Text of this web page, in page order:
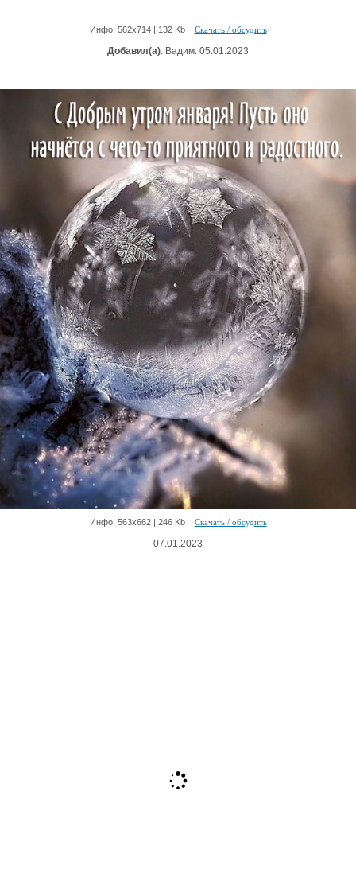
Инфо: 562х714 | 132 Kb Скачать / обсудить
Добавил(а): Вадим. 05.01.2023
Инфо: 563х662 | 246 Kb Скачать / обсудить
07.01.2023